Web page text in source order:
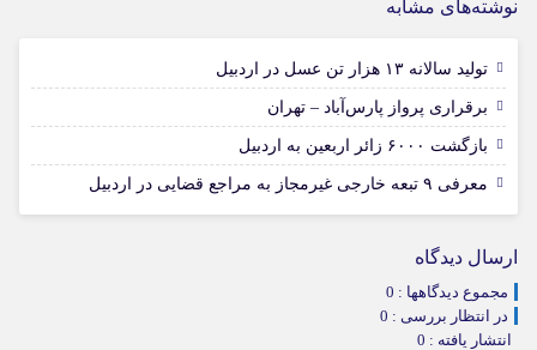
نوشته‌های مشابه
تولید سالانه ۱۳ هزار تن عسل در اردبیل
برقراری پرواز پارس‌آباد – تهران
بازگشت ۶۰۰۰ زائر اربعین به اردبیل
معرفی ۹ تبعه خارجی غیرمجاز به مراجع قضایی در اردبیل
ارسال دیدگاه
مجموع دیدگاهها : 0
در انتظار بررسی : 0
انتشار یافته : 0